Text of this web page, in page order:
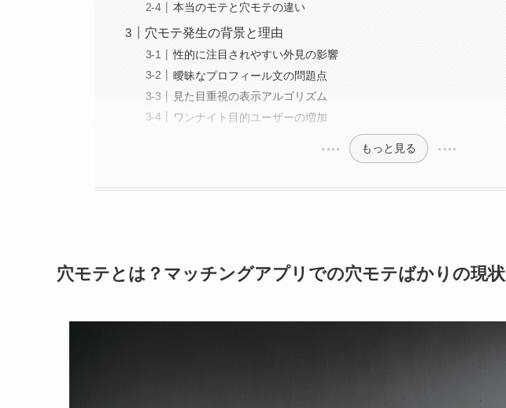
本当のモテと穴モテの違い
穴モテ発生の背景と理由
性的に注目されやすい外見の影響
曖昧なプロフィール文の問題点
見た目重視の表示アルゴリズム
ワンナイト目的ユーザーの増加
もっと見る
穴モテとは？マッチングアプリでの穴モテばかりの現状